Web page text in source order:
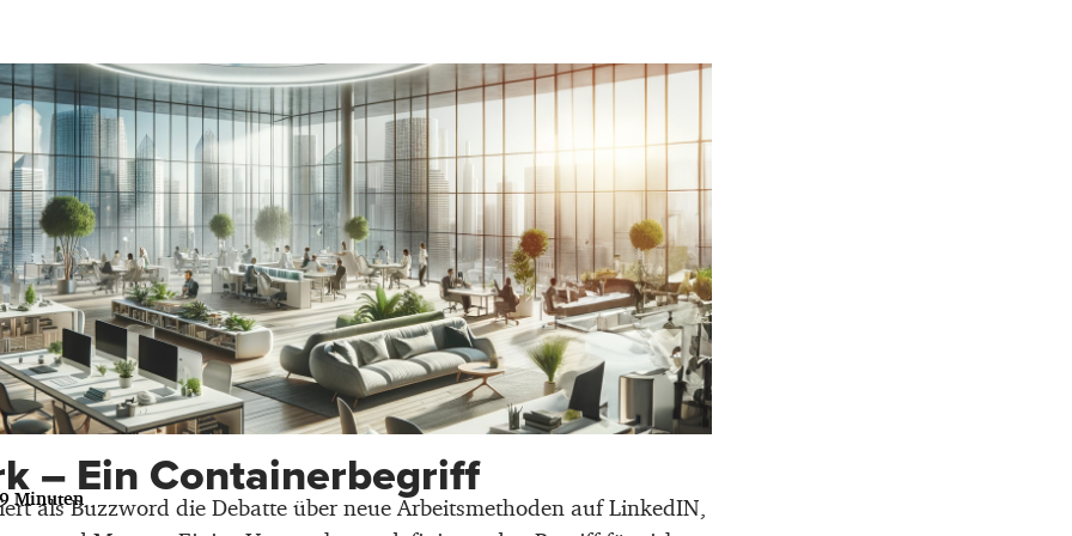
– Ein Containerbegriff
Minuten
als Buzzword die Debatte über neue Arbeitsmethoden auf LinkedIN,